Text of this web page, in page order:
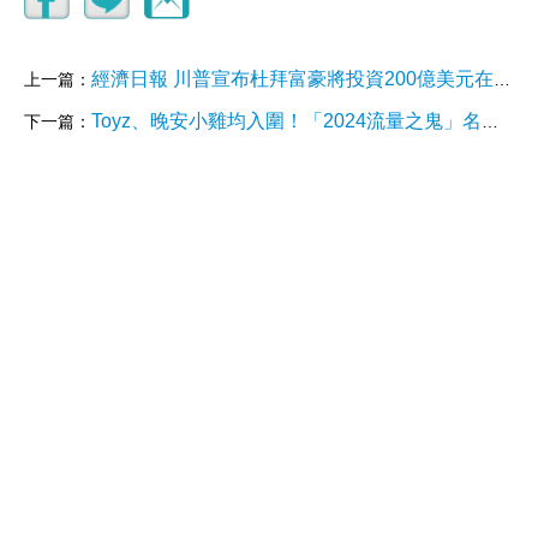
上一篇： 經濟日報 川普宣布杜拜富豪將投資200億美元在美國大建數據中心 | 美國新聞 | 國際 3 週前
下一篇： Toyz、晚安小雞均入圍！「2024流量之鬼」名單出爐 荒謬大事一次看